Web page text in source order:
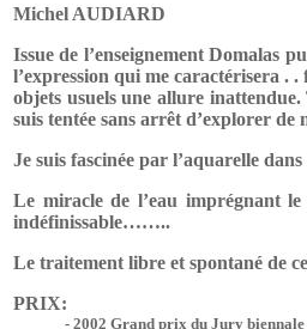
Michel AUDIARD
Issue de l’enseignement Domalas
l’expression qui me caractérisera .
objets usuels une allure
suis tentée sans arrêt d’explorer de
Je suis fascinée par l’aquarelle
Le miracle de l’eau imprégnant
indéfinissable……..
Le traitement libre et spontané de
PRIX:
- 2002 Grand prix du Jury biennale